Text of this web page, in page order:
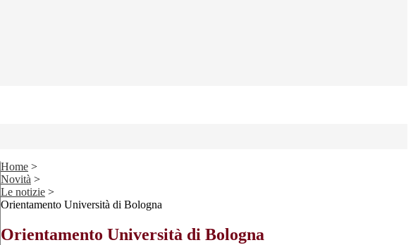
Home >
Novità >
Le notizie >
Orientamento Università di Bologna
Orientamento Università di Bologna